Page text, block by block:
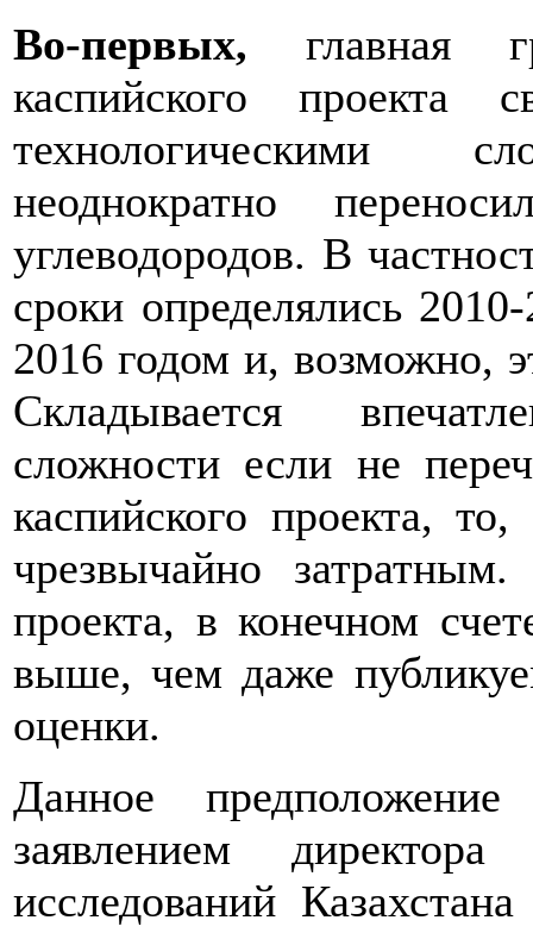
Во-первых, главная
каспийского проекта
технологическими
неоднократно
углеводородов. В
сроки определялись
2016 годом и, возможно,
Складывается
сложности если не
каспийского проекта,
чрезвычайно
проекта, в конечном
выше, чем даже
оценки.
Данное
заявлением
исследований